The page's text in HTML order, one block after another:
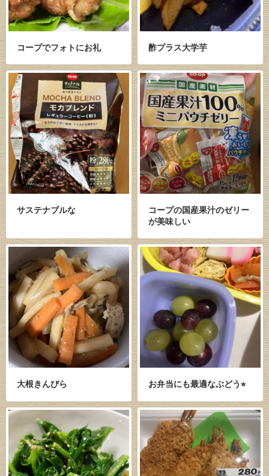
コープでフォトにお礼 酢プラス大学芋
サステナブルな
コープの国産果汁のゼリー
が美味しい
大根きんぴら お弁当にも最適なぶどう⭐︎